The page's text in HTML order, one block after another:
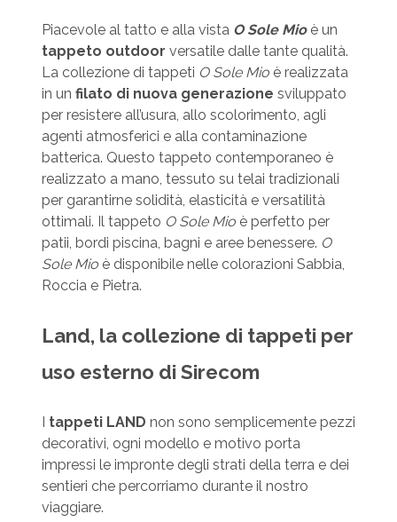
Piacevole al tatto e alla vista O Sole Mioè un
tappeto outdoor versatile dalle tante qualità.
La collezione di tappeti O Sole Mio è realizzata
in un filato di nuova generazione sviluppato
per resistere all’usura, allo scolorimento, agli
agenti atmosferici e alla contaminazione
batterica. Questo tappeto contemporaneo è
realizzato a mano, tessuto su telai tradizionali
per garantirne solidità, elasticità e versatilità
ottimali. Il tappeto O Sole Mioè perfetto per
patii, bordi piscina, bagni e aree benessere. O
Sole Mioè disponibile nelle colorazioni Sabbia,
Roccia e Pietra.
Land, la collezione di tappeti per
uso esterno di Sirecom
I tappeti LAND non sono semplicemente pezzi
decorativi, ogni modello e motivo porta
impressi le impronte degli strati della terra e dei
sentieri che percorriamo durante il nostro
viaggiare.